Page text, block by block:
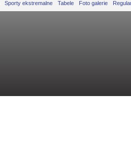
Sporty ekstremalne Tabele Foto galerie